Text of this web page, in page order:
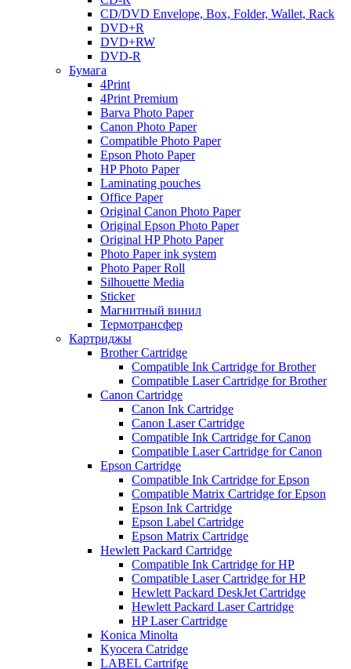
CD/DVD Envelope, Box, Folder, Wallet, Rack
DVD+R
DVD+RW
DVD-R
Бумага
4Print
4Print Premium
Barva Photo Paper
Canon Photo Paper
Compatible Photo Paper
Epson Photo Paper
HP Photo Paper
Laminating pouches
Office Paper
Original Canon Photo Paper
Original Epson Photo Paper
Original HP Photo Paper
Photo Paper ink system
Photo Paper Roll
Silhouette Media
Sticker
Магнитный винил
Термотрансфер
Картриджы
Brother Cartridge
Compatible Ink Cartridge for Brother
Compatible Laser Cartridge for Brother
Canon Cartridge
Canon Ink Cartridge
Canon Laser Cartridge
Compatible Ink Cartridge for Canon
Compatible Laser Cartridge for Canon
Epson Cartridge
Compatible Ink Cartridge for Epson
Compatible Matrix Cartridge for Epson
Epson Ink Cartridge
Epson Label Cartridge
Epson Matrix Cartridge
Hewlett Packard Cartridge
Compatible Ink Cartridge for HP
Compatible Laser Cartridge for HP
Hewlett Packard DeskJet Cartridge
Hewlett Packard Laser Cartridge
HP Laser Cartridge
Konica Minolta
Kyocera Catridge
LABEL Cartrifge